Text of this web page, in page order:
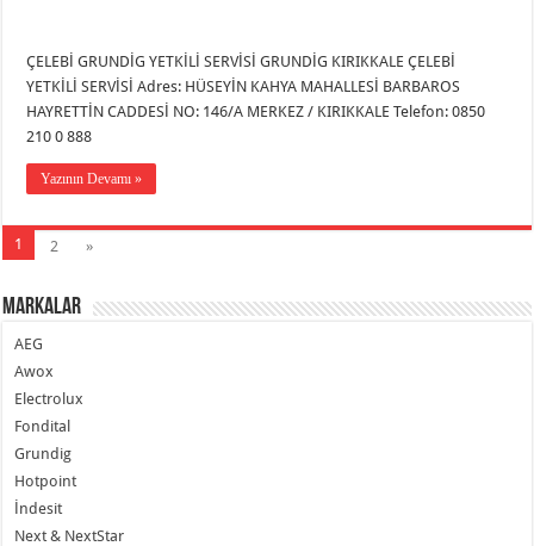
ÇELEBİ GRUNDİG YETKİLİ SERVİSİ GRUNDİG KIRIKKALE ÇELEBİ
YETKİLİ SERVİSİ Adres: HÜSEYİN KAHYA MAHALLESİ BARBAROS
HAYRETTİN CADDESİ NO: 146/A MERKEZ / KIRIKKALE Telefon: 0850
210 0 888
Yazının Devamı »
1 2 »
Markalar
AEG
Awox
Electrolux
Fondital
Grundig
Hotpoint
İndesit
Next & NextStar